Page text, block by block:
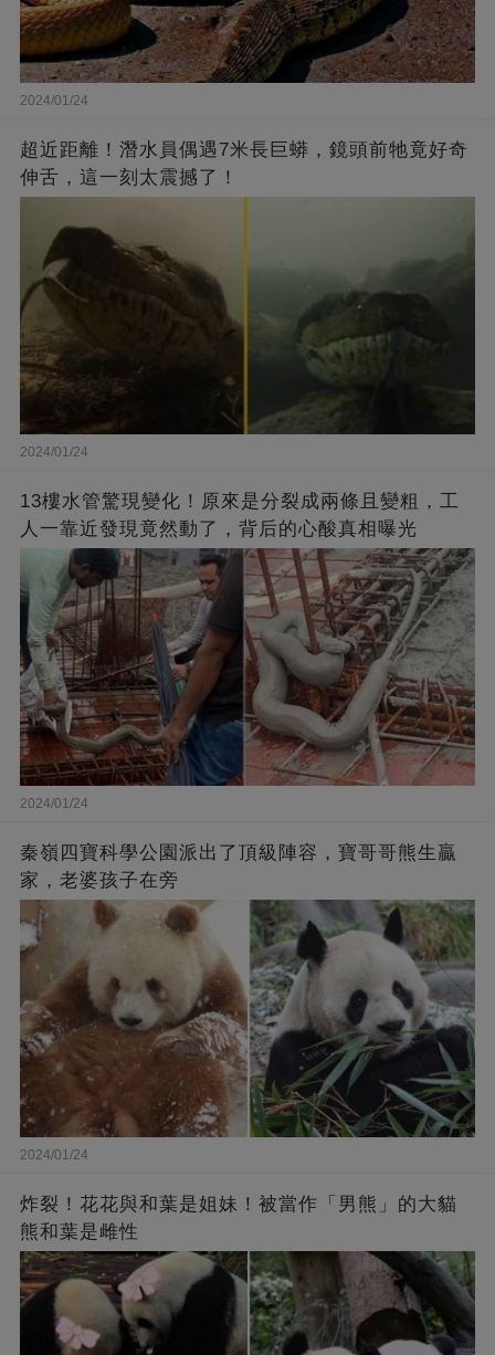
2024/01/24
超近距離！潛水員偶遇7米長巨蟒，鏡頭前牠竟好奇
伸舌，這一刻太震撼了！
2024/01/24
13樓水管驚現變化！原來是分裂成兩條且變粗，工
人一靠近發現竟然動了，背后的心酸真相曝光
2024/01/24
秦嶺四寶科學公園派出了頂級陣容，寶哥哥熊生贏
家，老婆孩子在旁
2024/01/24
炸裂！花花與和葉是姐妹！被當作「男熊」的大貓
熊和葉是雌性